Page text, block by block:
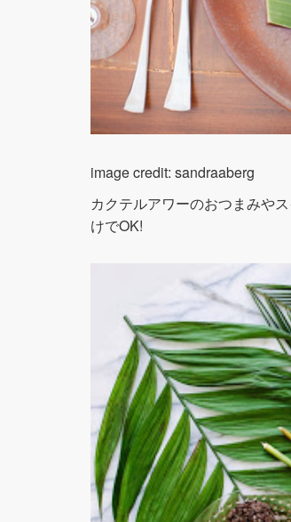
image credit: sandraaberg
カクテルアワーのおつまみや
けでOK!